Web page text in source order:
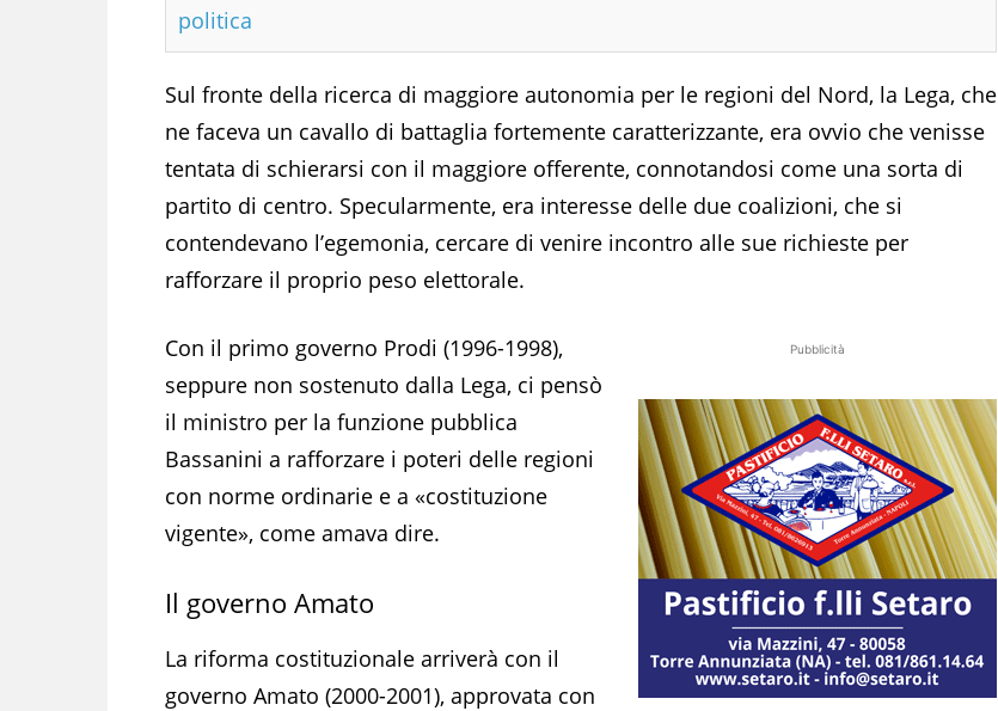
politica
Sul fronte della ricerca di maggiore autonomia per le regioni del Nord, la Lega, che
ne faceva un cavallo di battaglia fortemente caratterizzante, era ovvio che venisse
tentata di schierarsi con il maggiore offerente, connotandosi come una sorta di
partito di centro. Specularmente, era interesse delle due coalizioni, che si
contendevano l’egemonia, cercare di venire incontro alle sue richieste per
rafforzare il proprio peso elettorale.
Pubblicità
Con il primo governo Prodi (1996-1998),
seppure non sostenuto dalla Lega, ci pensò
il ministro per la funzione pubblica
Bassanini a rafforzare i poteri delle regioni
con norme ordinarie e a «costituzione
vigente», come amava dire.
Il governo Amato
La riforma costituzionale arriverà con il
governo Amato (2000-2001), approvata con